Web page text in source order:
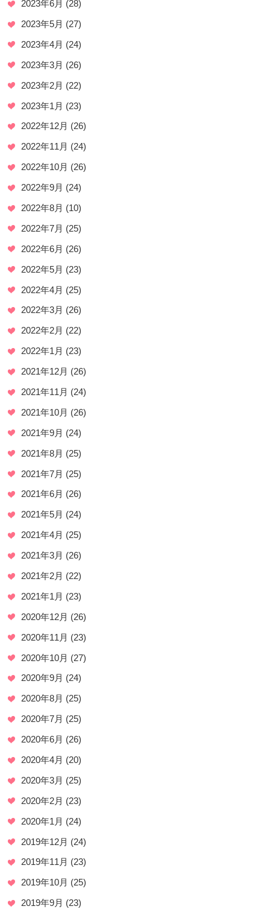
2023年6月 (28)
2023年5月 (27)
2023年4月 (24)
2023年3月 (26)
2023年2月 (22)
2023年1月 (23)
2022年12月 (26)
2022年11月 (24)
2022年10月 (26)
2022年9月 (24)
2022年8月 (10)
2022年7月 (25)
2022年6月 (26)
2022年5月 (23)
2022年4月 (25)
2022年3月 (26)
2022年2月 (22)
2022年1月 (23)
2021年12月 (26)
2021年11月 (24)
2021年10月 (26)
2021年9月 (24)
2021年8月 (25)
2021年7月 (25)
2021年6月 (26)
2021年5月 (24)
2021年4月 (25)
2021年3月 (26)
2021年2月 (22)
2021年1月 (23)
2020年12月 (26)
2020年11月 (23)
2020年10月 (27)
2020年9月 (24)
2020年8月 (25)
2020年7月 (25)
2020年6月 (26)
2020年4月 (20)
2020年3月 (25)
2020年2月 (23)
2020年1月 (24)
2019年12月 (24)
2019年11月 (23)
2019年10月 (25)
2019年9月 (23)